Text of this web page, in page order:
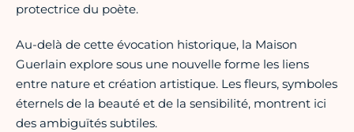
protectrice du poète.
Au-delà de cette évocation historique, la Maison
Guerlain explore sous une nouvelle forme les liens
entre nature et création artistique. Les fleurs, symboles
éternels de la beauté et de la sensibilité, montrent ici
des ambiguïtés subtiles.